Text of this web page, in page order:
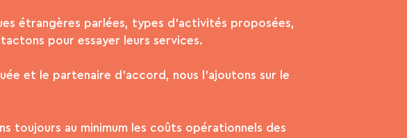
étrangères parlées, types d’activités proposées,
pour essayer leurs services.
et le partenaire d’accord, nous l’ajoutons sur le
toujours au minimum les coûts opérationnels des